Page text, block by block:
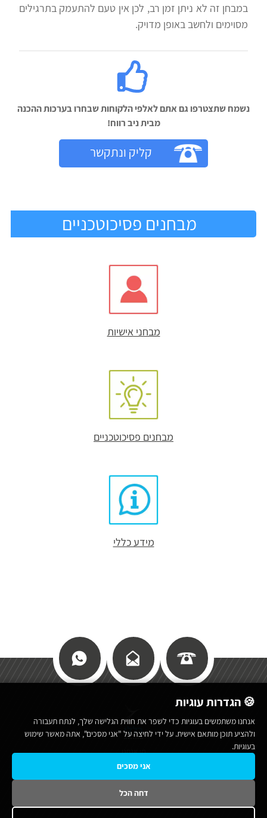
במבחן זה לא ניתן זמן רב, לכן אין טעם להתעמק בתרגילים
מסוימים ולחשב באופן מדויק.
נשמח שתצטרפו גם אתם לאלפי הלקוחות שבחרו בערכות ההכנה
מבית ניב רווח!‬
קליק ונתקשר
מבחנים פסיכוטכניים
מבחני אישיות
מבחנים פסיכוטכניים
מידע כללי
כללי
מי אנחנו
תנאי שימוש באתר
🍪 הגדרות עוגיות
אנחנו משתמשים בעוגיות כדי לשפר את חווית הגלישה שלך, לנתח תעבורה
ולהציע תוכן מותאם אישית. על ידי לחיצה על "אני מסכים", אתה מאשר שימוש
בעוגיות.
אני מסכים
דחה הכל